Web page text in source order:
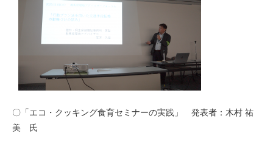
〇「エコ・クッキング食育セミナーの実践」 発表者：木村 祐
美 氏